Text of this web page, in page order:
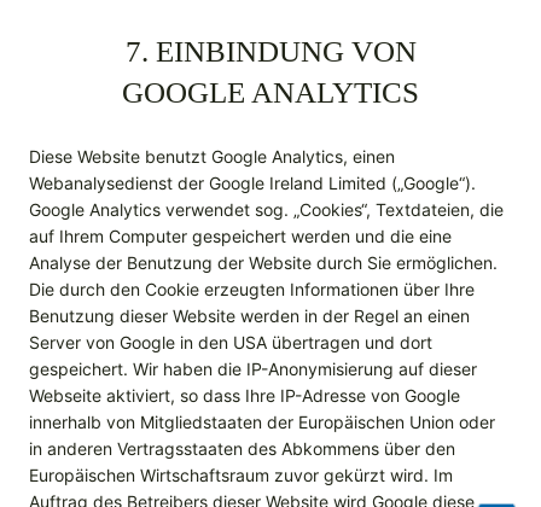
7. EINBINDUNG VON
GOOGLE ANALYTICS
Diese Website benutzt Google Analytics, einen
Webanalysedienst der Google Ireland Limited („Google“).
Google Analytics verwendet sog. „Cookies“, Textdateien, die
auf Ihrem Computer gespeichert werden und die eine
Analyse der Benutzung der Website durch Sie ermöglichen.
Die durch den Cookie erzeugten Informationen über Ihre
Benutzung dieser Website werden in der Regel an einen
Server von Google in den USA übertragen und dort
gespeichert. Wir haben die IP-Anonymisierung auf dieser
Webseite aktiviert, so dass Ihre IP-Adresse von Google
innerhalb von Mitgliedstaaten der Europäischen Union oder
in anderen Vertragsstaaten des Abkommens über den
Europäischen Wirtschaftsraum zuvor gekürzt wird. Im
Auftrag des Betreibers dieser Website wird Google diese